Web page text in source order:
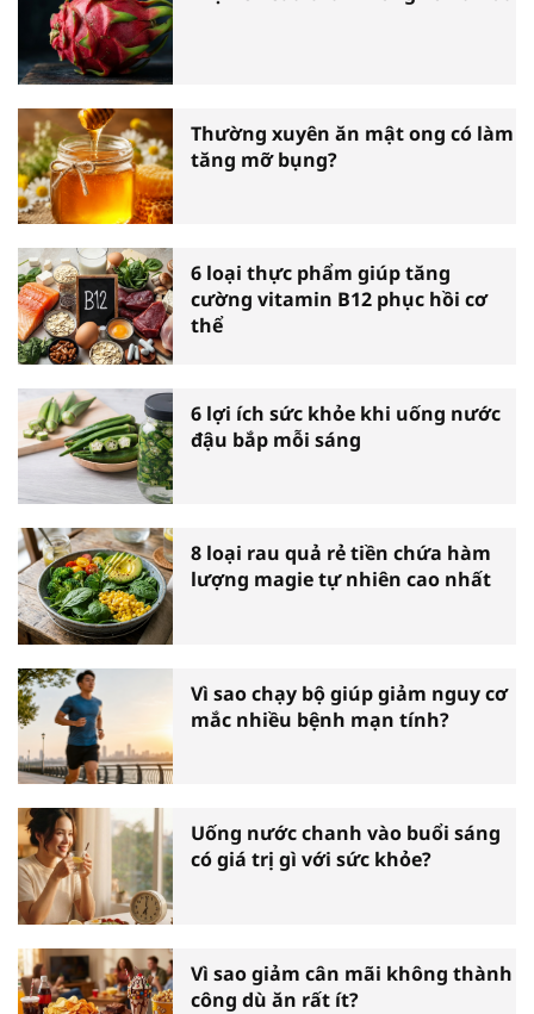
Thường xuyên ăn mật ong có làm
tăng mỡ bụng?
6 loại thực phẩm giúp tăng
cường vitamin B12 phục hồi cơ
thể
6 lợi ích sức khỏe khi uống nước
đậu bắp mỗi sáng
8 loại rau quả rẻ tiền chứa hàm
lượng magie tự nhiên cao nhất
Vì sao chạy bộ giúp giảm nguy cơ
mắc nhiều bệnh mạn tính?
Uống nước chanh vào buổi sáng
có giá trị gì với sức khỏe?
Vì sao giảm cân mãi không thành
công dù ăn rất ít?